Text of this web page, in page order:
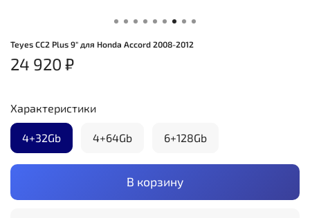
Teyes CC2 Plus 9" для Honda Accord 2008-2012
24 920 ₽
В корзину
Характеристики
4+32Gb 4+64Gb 6+128Gb